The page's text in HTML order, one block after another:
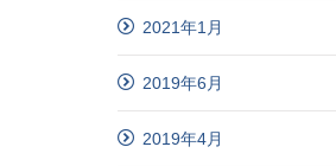
2021年1月
2019年6月
2019年4月